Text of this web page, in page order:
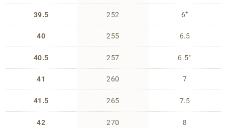
39.5
40
40.5
41
41.5
42
252
255
257
260
265
270
6+
6.5
6.5+
7
7.5
8